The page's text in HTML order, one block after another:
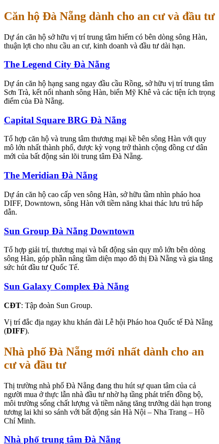
Căn hộ Đà Nẵng dành cho an cư và đầu tư
Dự án căn hộ sở hữu vị trí trung tâm hiếm có bên dòng sông Hàn,
thuận lợi cho nhu cầu an cư, kinh doanh và đầu tư dài hạn.
The Legend City Đà Nẵng
Dự án căn hộ hạng sang ngay đầu cầu Rồng, sở hữu vị trí trung tâm
Sơn Trà, kết nối nhanh sông Hàn, biển Mỹ Khê và các tiện ích trọng
điểm của Đà Nẵng.
Capital Square BRG Đà Nẵng
Tổ hợp căn hộ và trung tâm thương mại kề bên sông Hàn với quy
mô lớn nhất thành phố, được kỳ vọng trở thành cộng đồng cư dân
mới của bất động sản lõi trung tâm Đà Nẵng.
The Meridian Đà Nẵng
Dự án căn hộ cao cấp ven sông Hàn, sở hữu tầm nhìn pháo hoa
DIFF, Downtown, sông Hàn với tiềm năng khai thác lưu trú hấp
dẫn.
Sun Group Đà Nẵng Downtown
Tổ hợp giải trí, thương mại và bất động sản quy mô lớn bên dòng
sông Hàn, góp phần nâng tầm diện mạo đô thị Đà Nẵng và gia tăng
sức hút đầu tư Quốc Tế.
Sun Galaxy Complex Đà Nẵng
CĐT: Tập đoàn Sun Group.
Vị trí đắc địa ngay khu khán đài Lễ hội Pháo hoa Quốc tế Đà Nẵng
(DIFF).
Nhà phố Đà Nẵng mới nhất dành cho an
cư và đầu tư
Thị trường nhà phố Đà Nẵng đang thu hút sự quan tâm của cả
người mua ở thực lẫn nhà đầu tư nhờ hạ tầng phát triển đồng bộ,
môi trường sống chất lượng và tiềm năng tăng trưởng dài hạn trong
tương lai khi so sánh với bất động sản Hà Nội – Nha Trang – Hồ
Chí Minh.
Nhà phố trung tâm Đà Nẵng